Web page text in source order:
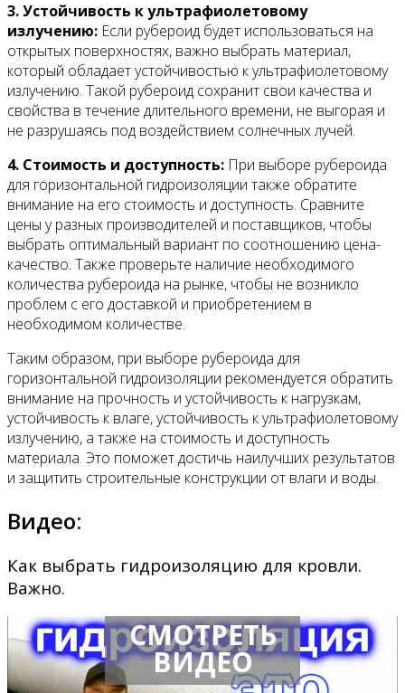
3. Устойчивость к ультрафиолетовому
излучению: Если рубероид будет использоваться на
открытых поверхностях, важно выбрать материал,
который обладает устойчивостью к ультрафиолетовому
излучению. Такой рубероид сохранит свои качества и
свойства в течение длительного времени, не выгорая и
не разрушаясь под воздействием солнечных лучей.
4. Стоимость и доступность: При выборе рубероида
для горизонтальной гидроизоляции также обратите
внимание на его стоимость и доступность. Сравните
цены у разных производителей и поставщиков, чтобы
выбрать оптимальный вариант по соотношению цена-
качество. Также проверьте наличие необходимого
количества рубероида на рынке, чтобы не возникло
проблем с его доставкой и приобретением в
необходимом количестве.
Таким образом, при выборе рубероида для
горизонтальной гидроизоляции рекомендуется обратить
внимание на прочность и устойчивость к нагрузкам,
устойчивость к влаге, устойчивость к ультрафиолетовому
излучению, а также на стоимость и доступность
материала. Это поможет достичь наилучших результатов
и защитить строительные конструкции от влаги и воды.
Видео:
Как выбрать гидроизоляцию для кровли.
Важно.
СМОТРЕТЬ
ВИДЕО